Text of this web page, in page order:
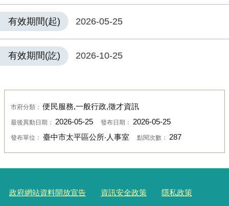
有效期間(起) 2026-05-25
有效期間(訖) 2026-10-25
市府分類：便民服務,一般行政,徵才資訊
最後異動日期： 2026-05-25 發布日期： 2026-05-25
發布單位： 臺中市太平區公所‧人事室 點閱次數： 287
政府網站資料開放宣告 資訊安全政策 隱私政策